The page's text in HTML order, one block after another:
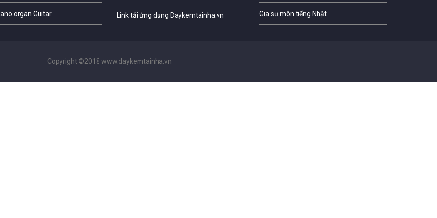
organ Guitar Link tải ứng dụng Daykemtainha.vn Gia sư môn tiếng Nhật
Copyright ©2018 www.daykemtainha.vn